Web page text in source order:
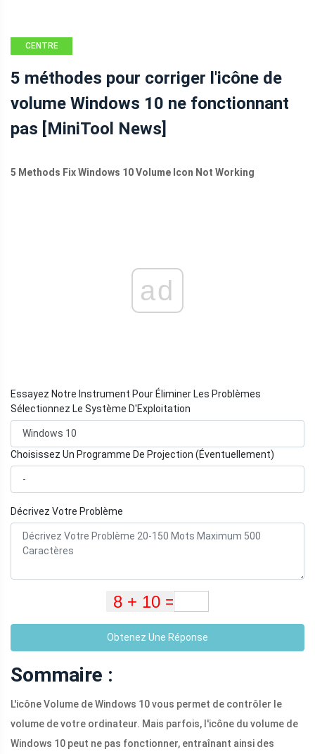
CENTRE
MINITOOL
5 méthodes pour corriger l'icône de
volume Windows 10 ne fonctionnant
pas [MiniTool News]
5 Methods Fix Windows 10 Volume Icon Not Working
ad
Essayez Notre Instrument Pour Éliminer Les Problèmes
Sélectionnez Le Système D'Exploitation
Choisissez Un Programme De Projection (Éventuellement)
Décrivez Votre Problème
Obtenez Une Réponse
Sommaire :
L'icône Volume de Windows 10 vous permet de contrôler le
volume de votre ordinateur. Mais parfois, l'icône du volume de
Windows 10 peut ne pas fonctionner, entraînant ainsi des